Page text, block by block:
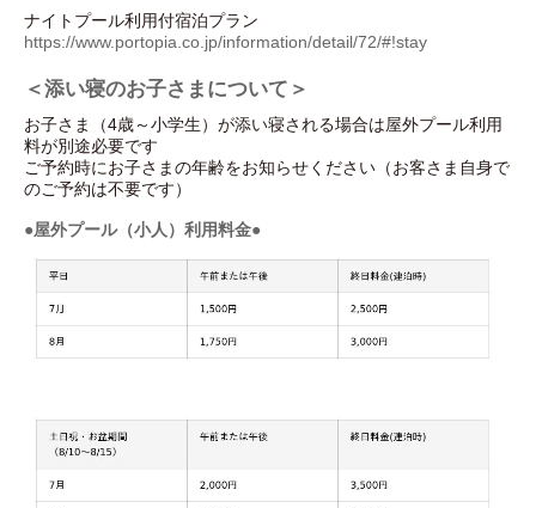
ナイトプール利用付宿泊プラン
https://www.portopia.co.jp/information/detail/72/#!stay
＜添い寝のお子さまについて＞
お子さま（4歳～小学生）が添い寝される場合は屋外プール利用
料が別途必要です
ご予約時にお子さまの年齢をお知らせください（お客さま自身で
のご予約は不要です）
●屋外プール（小人）利用料金●